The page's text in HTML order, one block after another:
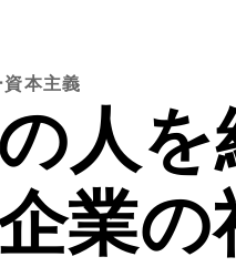
本主義
人
業